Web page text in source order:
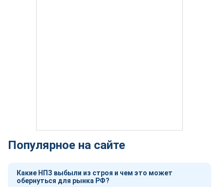
Популярное на сайте
Какие НПЗ выбыли из строя и чем это может
обернуться для рынка РФ?